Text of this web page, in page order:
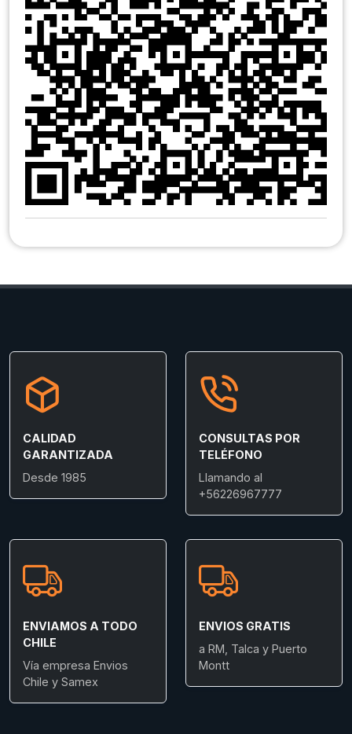
CALIDAD
GARANTIZADA
Desde 1985
CONSULTAS POR
TELÉFONO
Llamando al
+56226967777
ENVIAMOS A TODO
CHILE
Vía empresa Envios
Chile y Samex
ENVIOS GRATIS
a RM, Talca y Puerto
Montt